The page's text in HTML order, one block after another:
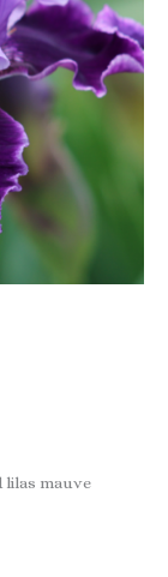
lilas mauve